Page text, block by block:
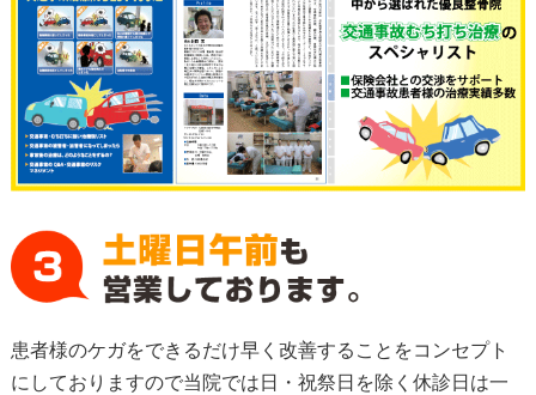
患者様のケガをできるだけ早く改善することをコンセプト
にしておりますので当院では日・祝祭日を除く休診日は一